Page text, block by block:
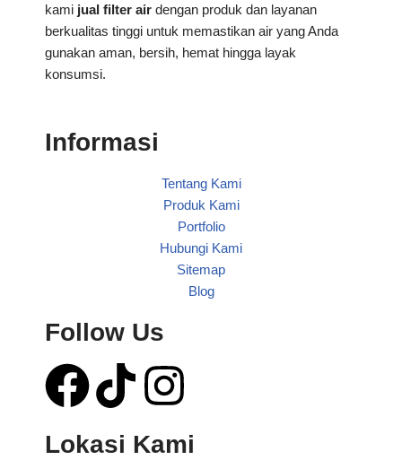
kami jual filter air dengan produk dan layanan
berkualitas tinggi untuk memastikan air yang Anda
gunakan aman, bersih, hemat hingga layak
konsumsi.
Informasi
Tentang Kami
Produk Kami
Portfolio
Hubungi Kami
Sitemap
Blog
Follow Us
Lokasi Kami